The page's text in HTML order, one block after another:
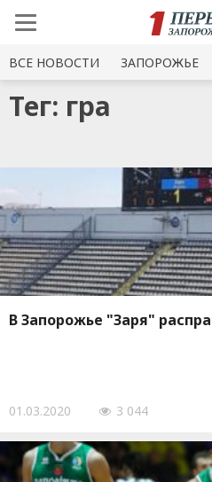
ВСЕ НОВОСТИ ЗАПОРОЖЬЕ
Тег: гра
В Запорожье "Заря"
01.03.2020 3 044